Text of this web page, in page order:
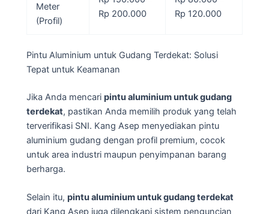
Meter
(Profil)
Rp 200.000
Rp 120.000
Pintu Aluminium untuk Gudang Terdekat: Solusi
Tepat untuk Keamanan
Jika Anda mencari pintu aluminium untuk gudang
terdekat, pastikan Anda memilih produk yang telah
terverifikasi SNI. Kang Asep menyediakan pintu
aluminium gudang dengan profil premium, cocok
untuk area industri maupun penyimpanan barang
berharga.
Selain itu, pintu aluminium untuk gudang terdekat
dari Kang Asep juga dilengkapi sistem penguncian